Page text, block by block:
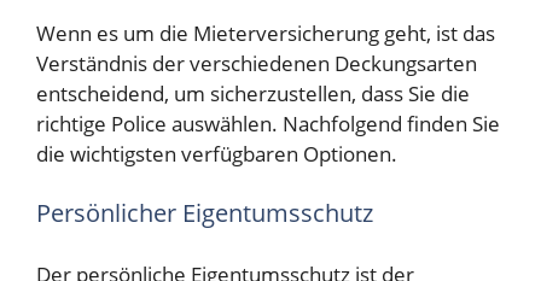
Wenn es um die Mieterversicherung geht, ist das
Verständnis der verschiedenen Deckungsarten
entscheidend, um sicherzustellen, dass Sie die
richtige Police auswählen. Nachfolgend finden Sie
die wichtigsten verfügbaren Optionen.
Persönlicher Eigentumsschutz
Der persönliche Eigentumsschutz ist der